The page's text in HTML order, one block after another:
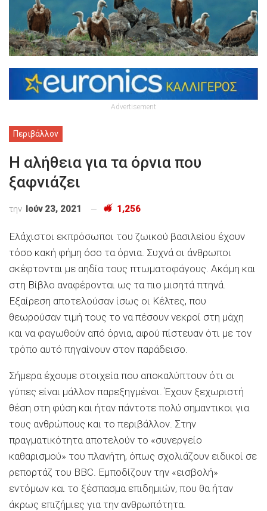
Advertisement
Περιβάλλον
Η αλήθεια για τα όρνια που
ξαφνιάζει
την Ιούν 23, 2021 1,256
Ελάχιστοι εκπρόσωποι του ζωικού βασιλείου έχουν
τόσο κακή φήμη όσο τα όρνια. Συχνά οι άνθρωποι
σκέφτονται με αηδία τους πτωματοφάγους. Ακόμη και
στη Βίβλο αναφέρονται ως τα πιο μισητά πτηνά.
Εξαίρεση αποτελούσαν ίσως οι Κέλτες, που
θεωρούσαν τιμή τους το να πέσουν νεκροί στη μάχη
και να φαγωθούν από όρνια, αφού πίστευαν ότι με τον
τρόπο αυτό πηγαίνουν στον παράδεισο.
Σήμερα έχουμε στοιχεία που αποκαλύπτουν ότι οι
γύπες είναι μάλλον παρεξηγμένοι. Έχουν ξεχωριστή
θέση στη φύση και ήταν πάντοτε πολύ σημαντικοι για
τους ανθρώπους και το περιβάλλον. Στην
πραγματικότητα αποτελούν το «συνεργείο
καθαρισμού» του πλανήτη, όπως σχολιάζουν ειδικοί σε
ρεπορτάζ του BBC. Εμποδίζουν την «εισβολή»
εντόμων και το ξέσπασμα επιδημιών, που θα ήταν
άκρως επιζήμιες για την ανθρωπότητα.